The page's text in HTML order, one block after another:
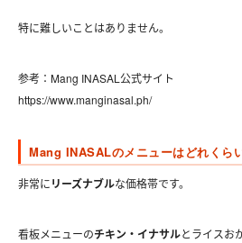
特に難しいことはありません。
参考：Mang INASAL公式サイト
https://www.manginasal.ph/
Mang INASALのメニューはどれくら
非常にリーズナブルな価格帯です。
看板メニューのチキン・イナサルとライスお